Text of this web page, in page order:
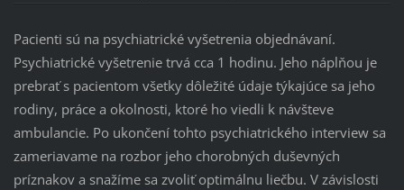
Pacienti sú na psychiatrické vyšetrenia objednávaní.
Psychiatrické vyšetrenie trvá cca 1 hodinu. Jeho náplňou je
prebrať s pacientom všetky dôležité údaje týkajúce sa jeho
rodiny, práce a okolnosti, ktoré ho viedli k návšteve
ambulancie. Po ukončení tohto psychiatrického interview sa
zameriavame na rozbor jeho chorobných duševných
príznakov a snažíme sa zvoliť optimálnu liečbu. V závislosti